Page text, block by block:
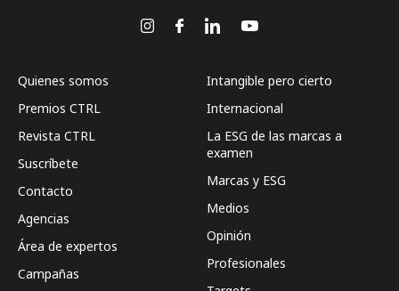
Quienes somos
Premios CTRL
Revista CTRL
Suscríbete
Contacto
Agencias
Área de expertos
Campañas
Intangible pero cierto
Internacional
La ESG de las marcas a
examen
Marcas y ESG
Medios
Opinión
Profesionales